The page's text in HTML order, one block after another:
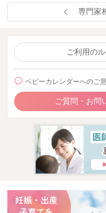
専門家
ご利用の
ベビーカレンダーへのご
ご質問・お問